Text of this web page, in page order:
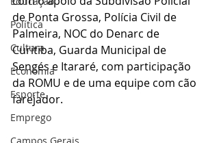
Política
Cultura
Economia
Esporte
Emprego
de Ponta Grossa, Polícia Civil de
Palmeira, NOC do Denarc de
Curitiba, Guarda Municipal de
Sengés e Itararé, com participação
da ROMU e de uma equipe com cão
farejador.